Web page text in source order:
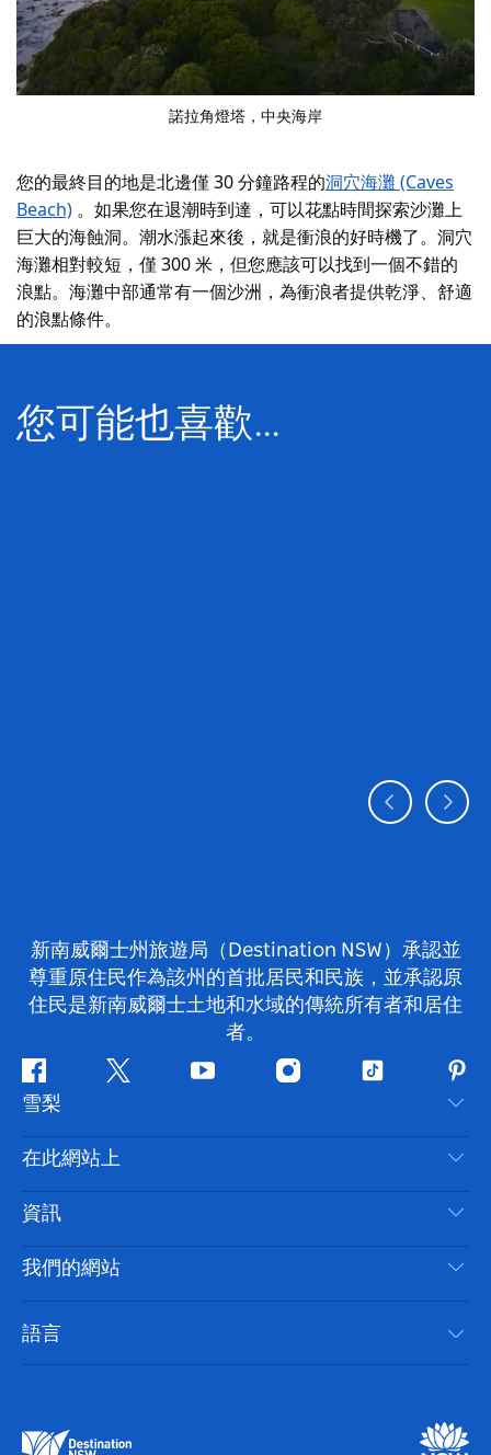
諾拉角燈塔，中央海岸
您的最終目的地是北邊僅 30 分鐘路程的洞穴海灘 (Caves
Beach) 。如果您在退潮時到達，可以花點時間探索沙灘上
巨大的海蝕洞。潮水漲起來後，就是衝浪的好時機了。洞穴
海灘相對較短，僅 300 米，但您應該可以找到一個不錯的
浪點。海灘中部通常有一個沙洲，為衝浪者提供乾淨、舒適
的浪點條件。
您可能也喜歡…
新南威爾士州旅遊局（Destination NSW）承認並
尊重原住民作為該州的首批居民和民族，並承認原
住民是新南威爾士土地和水域的傳統所有者和居住
者。
Facebook嘰
喳
喳
Youtube Instagram抖
雪梨
聯絡我們
免責聲明
隱私
Cookie 通知
在此網站上
目的地
要做的事情
新南威爾士州公路旅行
活動
住宿
資訊
旅行資訊
無障礙雪梨
列出您的業務
我們的網站
新南威爾士州旅遊局（Destination NSW）媒體中心
語言